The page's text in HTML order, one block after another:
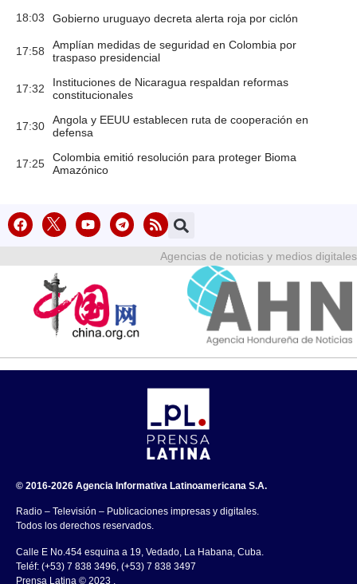
18:03 Gobierno uruguayo decreta alerta roja por ciclón
17:58
Amplían medidas de seguridad en Colombia por
traspaso presidencial
17:32
Instituciones de Nicaragua respaldan reformas
constitucionales
17:30
Angola y EEUU establecen ruta de cooperación en
defensa
17:25
Colombia emitió resolución para proteger Bioma
Amazónico
Agencias de noticias y medios digitales
© 2016-2026 Agencia Informativa Latinoamericana S.A.
Radio – Televisión – Publicaciones impresas y digitales.
Todos los derechos reservados.
Calle E No.454 esquina a 19, Vedado, La Habana, Cuba.
Teléf: (+53) 7 838 3496, (+53) 7 838 3497
Prensa Latina © 2023 .